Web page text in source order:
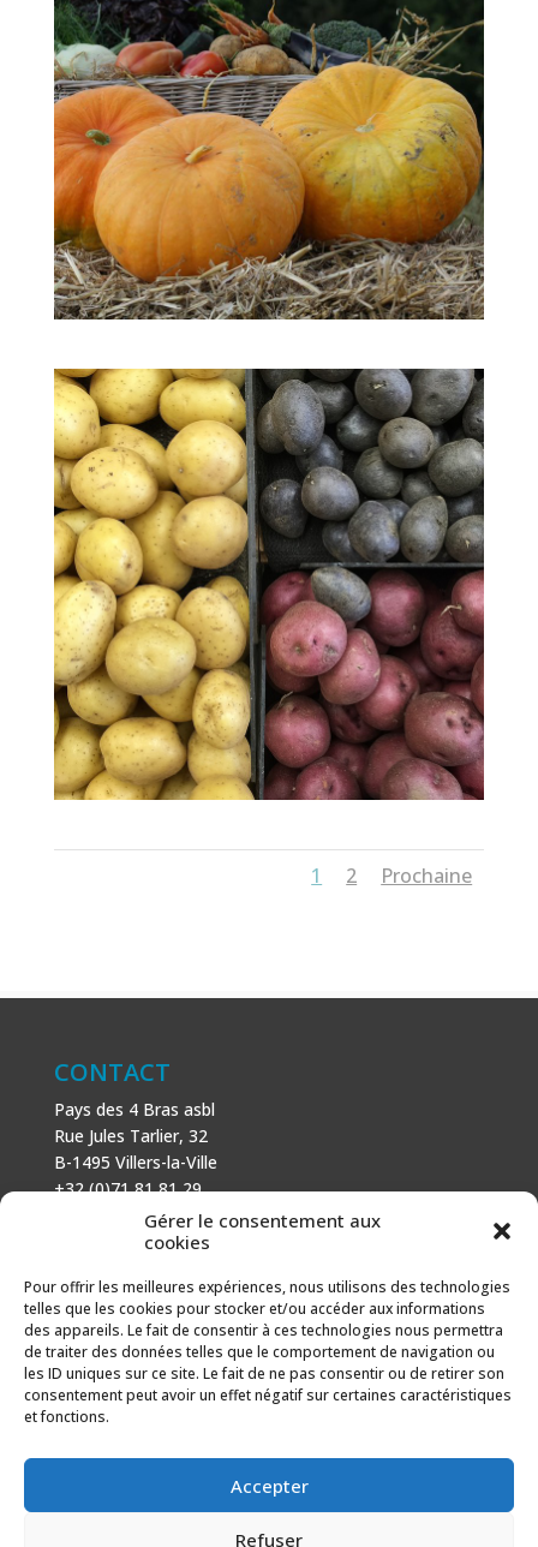
Gérer le consentement aux
cookies
Pour offrir les meilleures expériences, nous utilisons des technologies
telles que les cookies pour stocker et/ou accéder aux informations
des appareils. Le fait de consentir à ces technologies nous permettra
de traiter des données telles que le comportement de navigation ou
les ID uniques sur ce site. Le fait de ne pas consentir ou de retirer son
consentement peut avoir un effet négatif sur certaines caractéristiques
et fonctions.
Accepter
Refuser
1 2 Prochaine
CONTACT
Pays des 4 Bras asbl
Rue Jules Tarlier, 32
B-1495 Villers-la-Ville
+32 (0)71 81 81 29
N° d’entreprise : 666 464 432
Mentions légales
AVEC LE SOUTIEN DE
Fonds européen agricole pour le développement rural :
l’Europe investit dans les zones rurales.